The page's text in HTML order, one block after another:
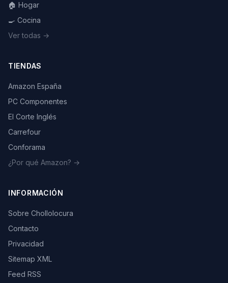
🏠 Hogar
🍳 Cocina
Ver todas →
TIENDAS
Amazon España
PC Componentes
El Corte Inglés
Carrefour
Conforama
¿Por qué Amazon? →
INFORMACIÓN
Sobre Chollolocura
Contacto
Privacidad
Sitemap XML
Feed RSS